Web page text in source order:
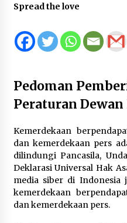
Kejaksaan KSB Mulai Lidik
Sekongkang Bawah
BAZNAS dan IDI Sumbawa
13 jam ago
Polsek Labuhan Badas
yang Mempekerjakan Anak di
1 hari ago
Bupati H. Jarot Tegaskan
Bencana Dimulai dari Desa,
Implementasi Sumbawa Hijau
2 hari ago
Spread the love
Pedoman
Peraturan Dewan
Kemerdekaan
dan kemerdekaan pers
dilindungi Pancasila,
Deklarasi Universal Hak
media siber di Indonesia
kemerdekaan
dan kemerdekaan pers.